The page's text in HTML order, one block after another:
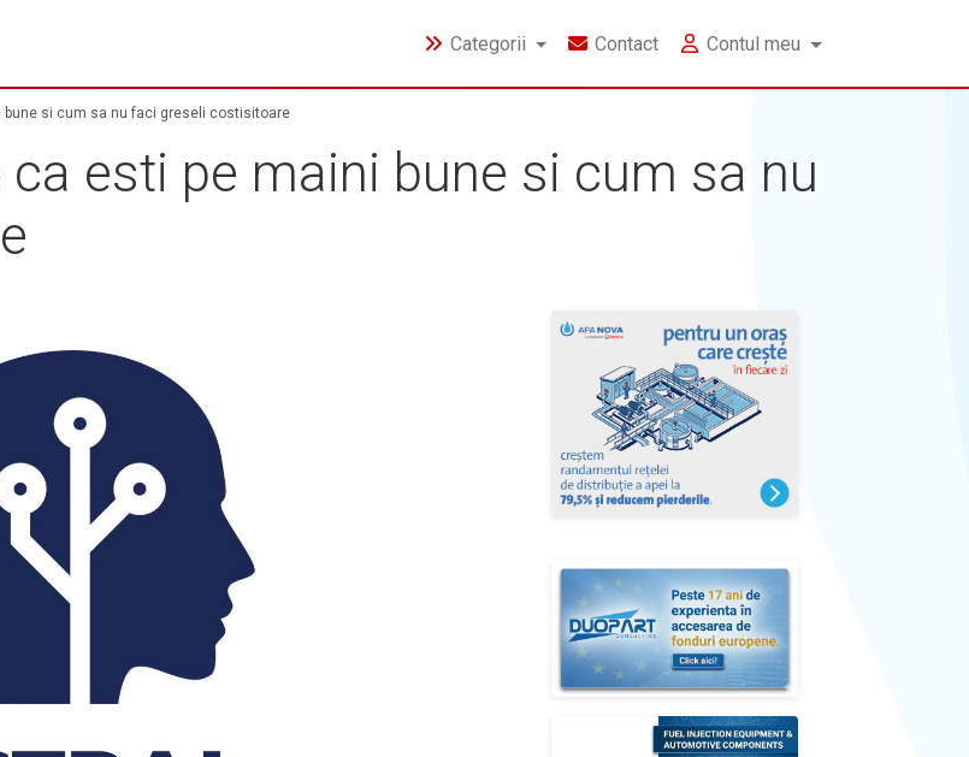
Categorii Contact Contul meu
bune si cum sa nu faci greseli costisitoare
ca esti pe maini bune si cum sa nu